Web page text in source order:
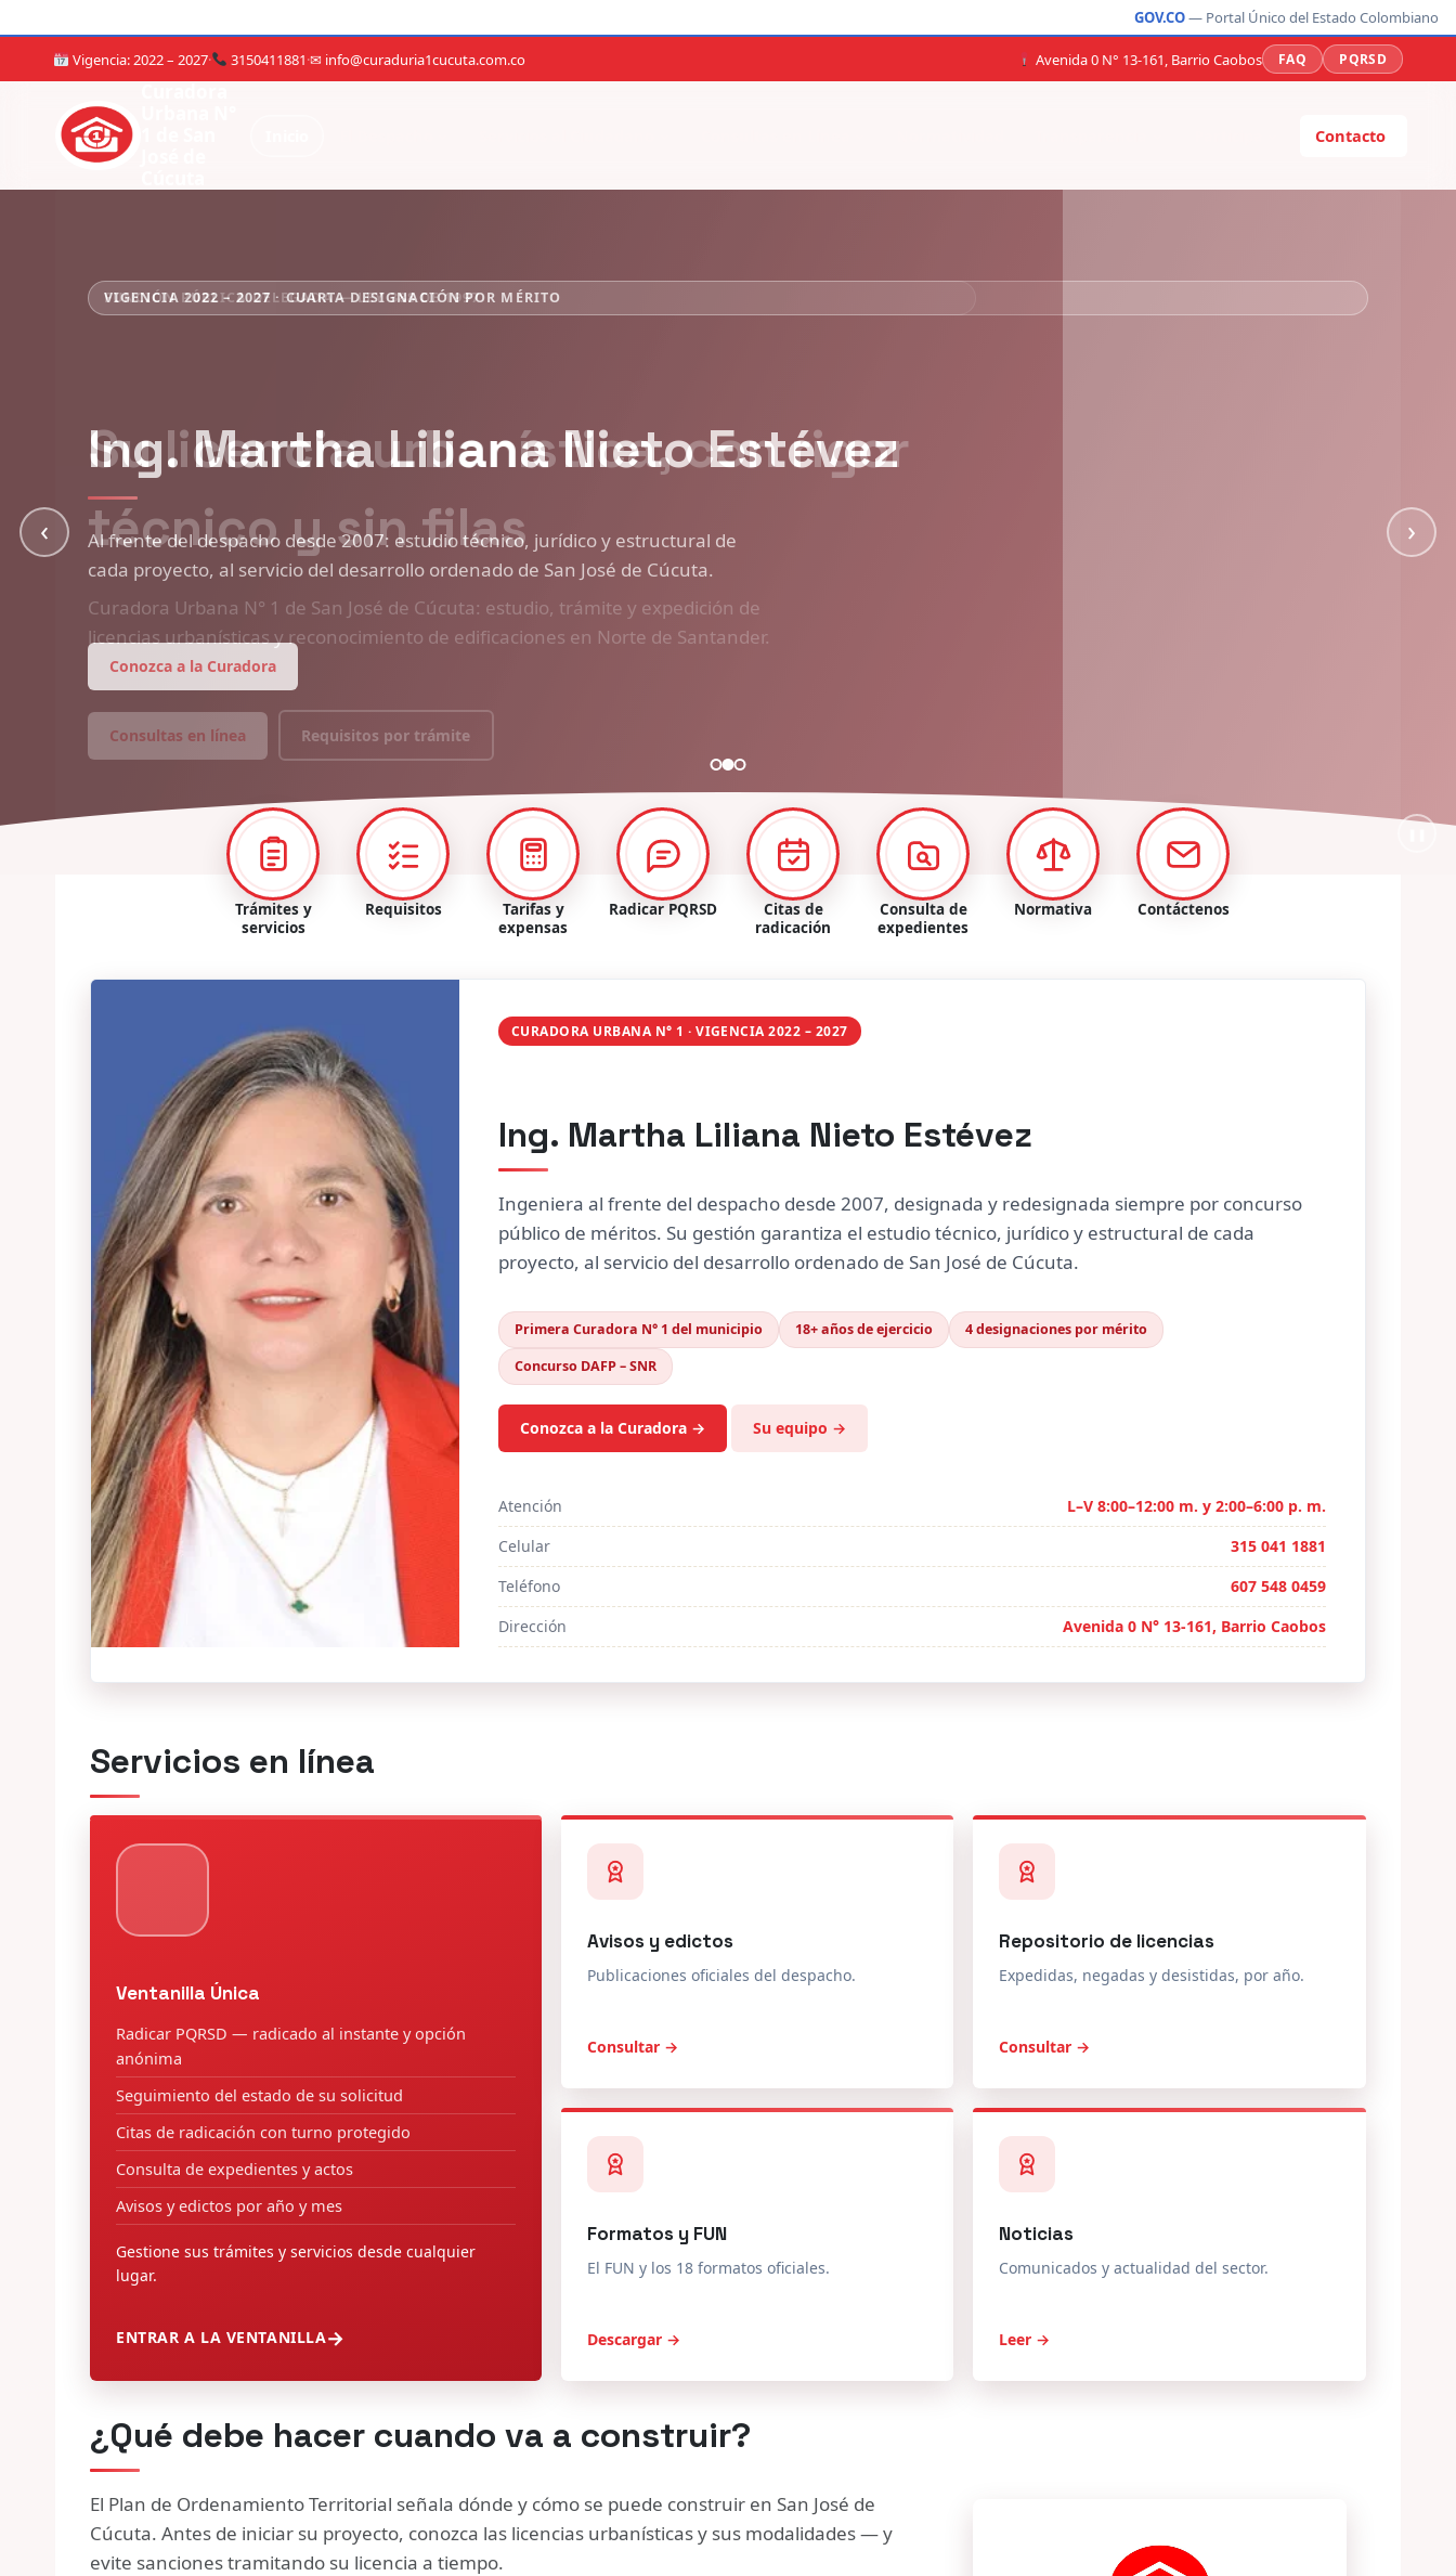
GOV.CO— Portal Único del Estado Colombiano
Vigencia: 2022 – 2027· 3150411881·✉ info@curaduria1cucuta.com.co Avenida 0 N° 13-161, Barrio Caobos FAQ PQRSD
Contacto
VIGENCIA 2022 – 2027 · CUARTA DESIGNACIÓN POR MÉRITO
Ing. Martha Liliana Nieto Estévez
Al frente del despacho desde 2007: estudio técnico, jurídico y estructural de
cada proyecto, al servicio del desarrollo ordenado de San José de Cúcuta.
Conozca a la Curadora
‹ ›
Trámites y
servicios
Requisitos
Tarifas y
expensas
Radicar PQRSD
Citas de
radicación
Consulta de
expedientes
Normativa Contáctenos
CURADORA URBANA N° 1 · VIGENCIA 2022 – 2027
Ing. Martha Liliana Nieto Estévez
Ingeniera al frente del despacho desde 2007, designada y redesignada siempre por concurso
público de méritos. Su gestión garantiza el estudio técnico, jurídico y estructural de cada
proyecto, al servicio del desarrollo ordenado de San José de Cúcuta.
Primera Curadora N° 1 del municipio 18+ años de ejercicio
4 designaciones por mérito
Concurso DAFP – SNR
Conozca a la Curadora → Su equipo →
Atención
L–V 8:00–12:00 m. y 2:00–6:00 p. m.
Celular
315 041 1881
Teléfono
607 548 0459
Dirección
Avenida 0 N° 13-161, Barrio Caobos
Servicios en línea
Ventanilla Única
Radicar PQRSD — radicado al instante y opción
anónima
Seguimiento del estado de su solicitud
Citas de radicación con turno protegido
Consulta de expedientes y actos
Avisos y edictos por año y mes
Gestione sus trámites y servicios desde cualquier
lugar.
ENTRAR A LA VENTANILLA
Avisos y edictos
Publicaciones oficiales del despacho.
Consultar →
Repositorio de licencias
Expedidas, negadas y desistidas, por año.
Consultar →
Formatos y FUN
El FUN y los 18 formatos oficiales.
Descargar →
Noticias
Comunicados y actualidad del sector.
Leer →
¿Qué debe hacer cuando va a construir?
El Plan de Ordenamiento Territorial señala dónde y cómo se puede construir en San José de
Cúcuta. Antes de iniciar su proyecto, conozca las licencias urbanísticas y sus modalidades — y
evite sanciones tramitando su licencia a tiempo.